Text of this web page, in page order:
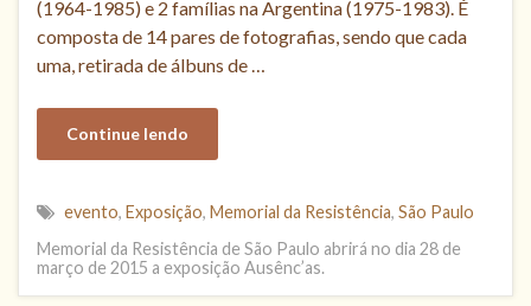
(1964-1985) e 2 famílias na Argentina (1975-1983). É
composta de 14 pares de fotografias, sendo que cada
uma, retirada de álbuns de …
Continue lendo
evento, Exposição, Memorial da Resistência, São Paulo
Memorial da Resistência de São Paulo abrirá no dia 28 de
março de 2015 a exposição Ausênc’as.